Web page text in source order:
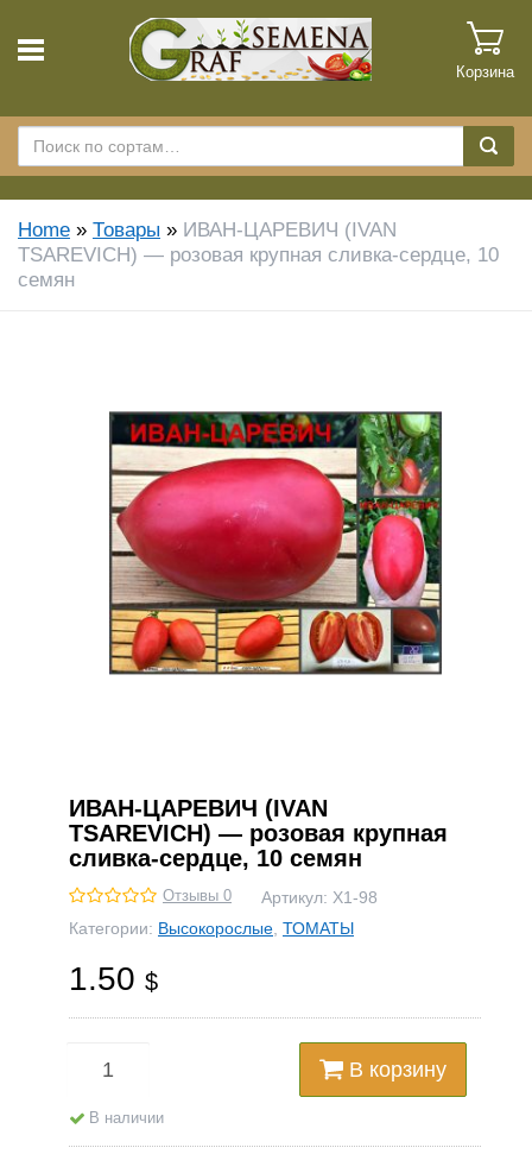
Корзина
Home » Товары » ИВАН-ЦАРЕВИЧ (IVAN
TSAREVICH) — розовая крупная сливка-сердце, 10
семян
ИВАН-ЦАРЕВИЧ (IVAN
TSAREVICH) — розовая крупная
сливка-сердце, 10 семян
Отзывы 0 Артикул: Х1-98
Категории: Высокорослые ТОМАТЫ
1.50 $
В корзину
В наличии